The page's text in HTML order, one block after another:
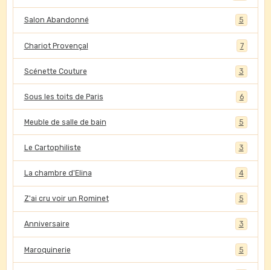
Salon Abandonné 5
Chariot Provençal 7
Scénette Couture 3
Sous les toits de Paris 6
Meuble de salle de bain 5
Le Cartophiliste 3
La chambre d'Elina 4
Z'ai cru voir un Rominet 5
Anniversaire 3
Maroquinerie 5